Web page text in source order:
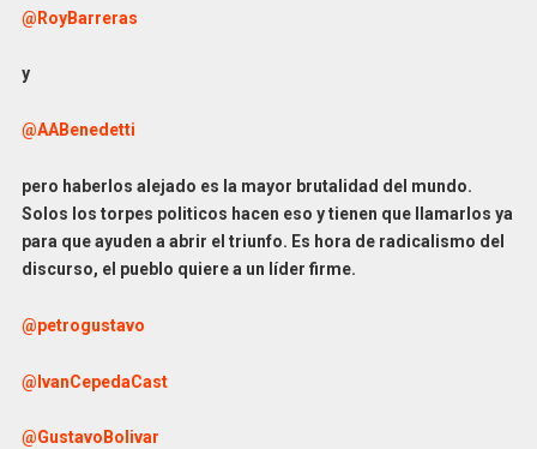
@RoyBarreras
y
@AABenedetti
pero haberlos alejado es la mayor brutalidad del mundo.
Solos los torpes politicos hacen eso y tienen que llamarlos ya
para que ayuden a abrir el triunfo. Es hora de radicalismo del
discurso, el pueblo quiere a un líder firme.
@petrogustavo
@IvanCepedaCast
@GustavoBolivar